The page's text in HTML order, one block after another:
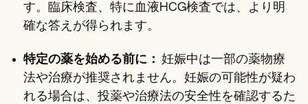
す。臨床検査、特に血液HCG検査では、より明
確な答えが得られます。
特定の薬を始める前に： 妊娠中は一部の薬物療
法や治療が推奨されません。妊娠の可能性が疑わ
れる場合は、投薬や治療法の安全性を確認するた